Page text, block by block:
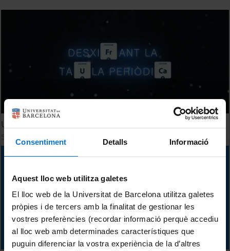
Consentiment Detalls Informació
Aquest lloc web utilitza galetes
El lloc web de la Universitat de Barcelona utilitza galetes
pròpies i de tercers amb la finalitat de gestionar les
vostres preferències (recordar informació perquè accediu
al lloc web amb determinades característiques que
puguin diferenciar la vostra experiència de la d’altres
Un univers d'elements químics